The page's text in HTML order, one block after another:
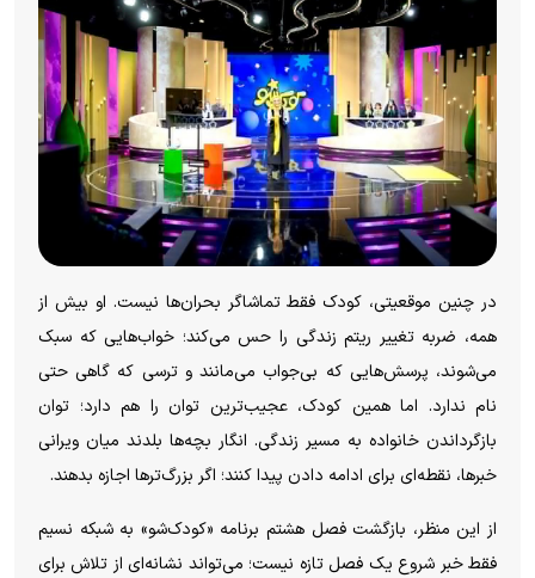
در چنین موقعیتی، کودک فقط تماشاگر بحران‌ها نیست. او بیش از
همه، ضربه تغییر ریتم زندگی را حس می‌کند؛ خواب‌هایی که سبک
می‌شوند، پرسش‌هایی که بی‌جواب می‌مانند و ترسی که گاهی حتی
نام ندارد. اما همین کودک، عجیب‌ترین توان را هم دارد؛ توان
بازگرداندن خانواده به مسیر زندگی. انگار بچه‌ها بلدند میان ویرانی
خبرها، نقطه‌ای برای ادامه دادن پیدا کنند؛ اگر بزرگ‌تر‌ها اجازه بدهند.
از این منظر، بازگشت فصل هشتم برنامه «کودک‌شو» به شبکه نسیم
فقط خبر شروع یک فصل تازه نیست؛ می‌تواند نشانه‌ای از تلاش برای